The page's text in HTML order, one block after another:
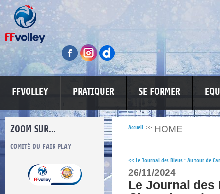
FFVOLLEY PRATIQUER SE FORMER
ZOOM SUR...
COMITÉ DU FAIR PLAY LUTTE CONTRE LES VIOLENCES
Accueil >> HOME
<< Le Journal des Bleus : Au tour de
26/11/2024
Le Journal des